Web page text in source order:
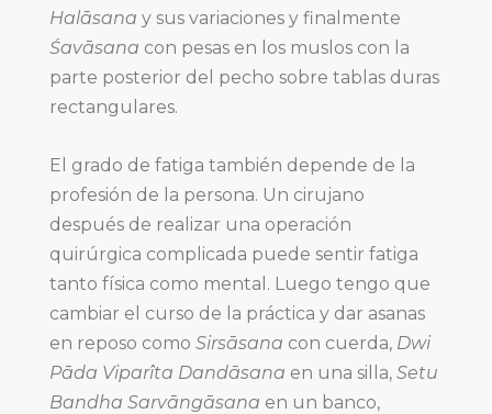
Halāsana y sus variaciones y finalmente
Śavāsana con pesas en los muslos con la
parte posterior del pecho sobre tablas duras
rectangulares.
El grado de fatiga también depende de la
profesión de la persona. Un cirujano
después de realizar una operación
quirúrgica complicada puede sentir fatiga
tanto física como mental. Luego tengo que
cambiar el curso de la práctica y dar asanas
en reposo como Sirsāsana con cuerda, Dwi
Pāda Viparîta Dandāsana en una silla, Setu
Bandha Sarvāngāsana en un banco,